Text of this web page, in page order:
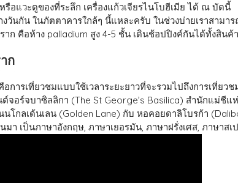
อแวะดูของที่ระลึก เครื่องแก้วเจียรไนโบฮีเมีย ได้ ณ บัดนี้
งวันกัน ในภัตตาคารใกล้ๆ นี้แหละครับ ในช่วงบ่ายเราสาม
ก คือห้าง palladium สูง 4-5 ชั้น เดินช้อปปิงค์กันได้ทั้งสินค้
ก
ารเที่ยวชมแบบใช้เวลาระยะยาวที่จะรวมไปถึงการเที่ยว
ต์จอร์จบาซิลลิกา (The St George’s Basilica) สำนักแม่ชี
โกลเด้นเลน (Golden Lane) กับ หอคอยดาลิโบรก้า
า เป็นภาษาอังกฤษ, ภาษาเยอรมัน, ภาษาฝรั่งเศส, ภาษาสเ